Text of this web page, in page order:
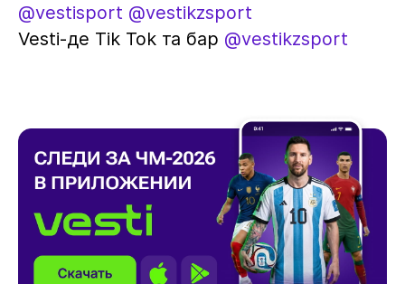
@vestisport @vestikzsport
Vesti-де Tik Tok та бар @vestikzsport